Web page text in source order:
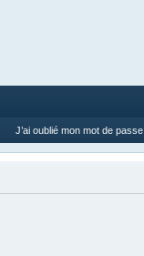
J’ai oublié mon mot de passe